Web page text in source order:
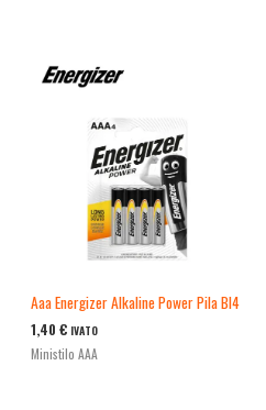
Aaa Energizer Alkaline Power Pila Bl4
1,40 € IVATO
Ministilo AAA